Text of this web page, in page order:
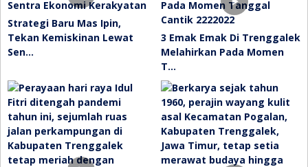
Strategi Baru Mas Ipin,
Tekan Kemiskinan Lewat
Sen…
3 Emak Emak Di Trenggalek
Melahirkan Pada Momen
T…